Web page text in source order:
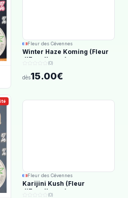
Fleur des Cévennes
Winter Haze Koming (Fleur
d'Excellence)
(0)
dès15.00€
Fleur des Cévennes
Karijini Kush (Fleur
d'Excellence)
(0)